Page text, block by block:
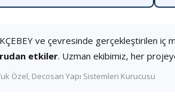
ve çevresinde gerçekleştirilen iç
etkiler. Uzman ekibimiz, her
Özel, Decosan Yapı Sistemleri Kurucusu